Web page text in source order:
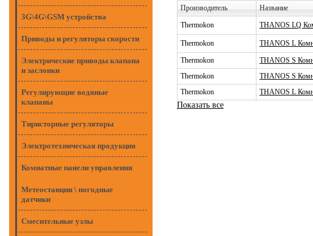
3G\4G\GSM устройства
Приводы и регуляторы скорости
Электрические приводы клапана
и заслонки
Регулирующие водяные
клапаны
Тиристорные регуляторы
Электротехническая продукция
Комнатные панели управления
Метеостанции \ погодные
датчики
Смесительные узлы
Производитель Название
Thermokon
THANOS LQ
Thermokon THANOS L
Thermokon
THANOS S
Thermokon
THANOS S
Thermokon
THANOS L
Показать все